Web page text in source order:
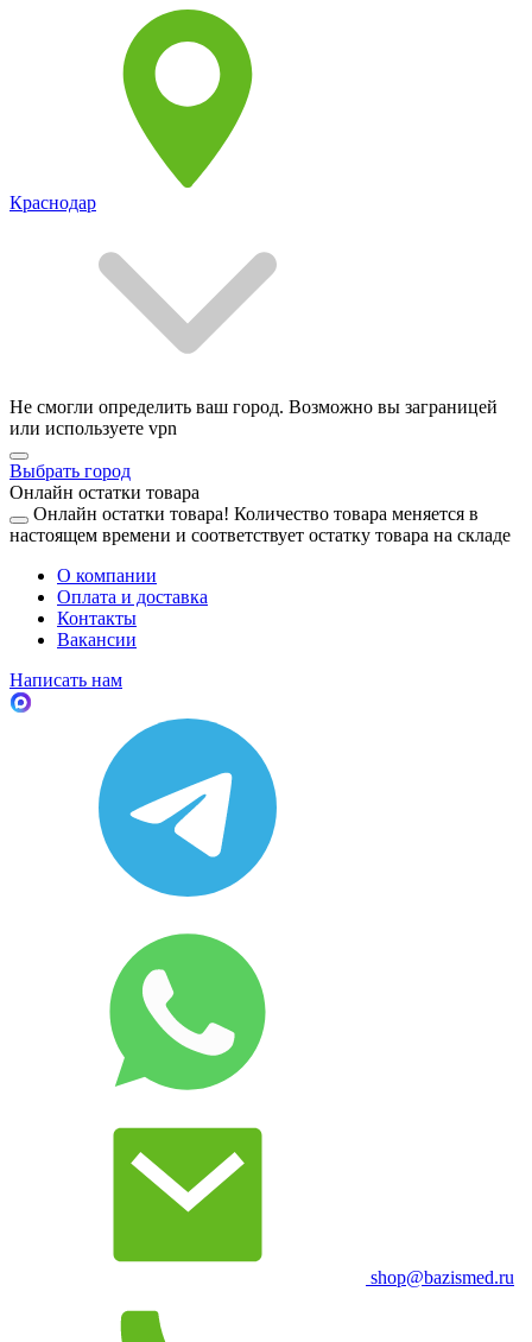
Краснодар
Не смогли определить ваш город. Возможно вы заграницей
или используете vpn
Выбрать город
Онлайн остатки товара
Онлайн остатки товара! Количество товара меняется в
настоящем времени и соответствует остатку товара на складе
О компании
Оплата и доставка
Контакты
Вакансии
Написать нам
shop@bazismed.ru